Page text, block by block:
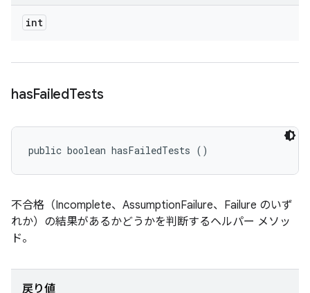
int
hasFailedTests
public boolean hasFailedTests ()
不合格（Incomplete、AssumptionFailure、Failure のいず
れか）の結果があるかどうかを判断するヘルパー メソッ
ド。
戻り値